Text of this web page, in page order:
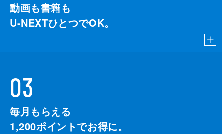
動画も書籍も
U-NEXTひとつでOK。
03
毎月もらえる
1,200ポイントでお得に。